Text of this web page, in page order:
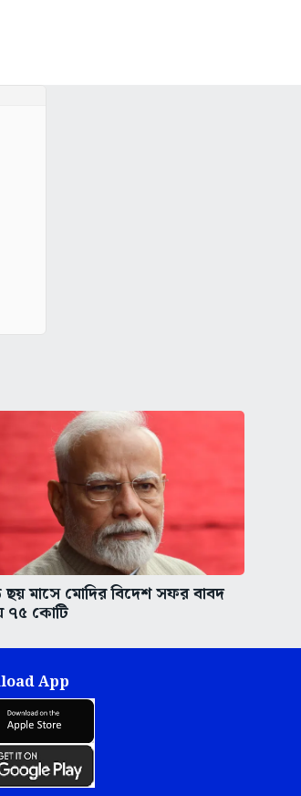
মাসে মোদির বিদেশ সফর বাবদ
৭৫ কোটি
App